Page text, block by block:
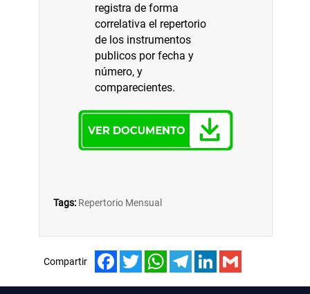
registra de forma
correlativa el repertorio
de los instrumentos
publicos por fecha y
número, y
comparecientes.
Tags: Repertorio Mensual
Compartir Facebook
Twitter WhatsAppTelegramLinkedIn